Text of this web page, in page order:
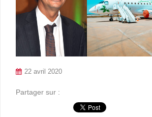
22 avril 2020
Partager sur :